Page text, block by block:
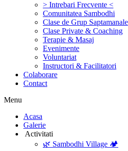
> Intrebari Frecvente <
Comunitatea Sambodhi
Clase de Grup Saptamanale
Clase Private & Coaching
Terapie & Masaj
‎Evenimente
Voluntariat
‏‏‎Instructori & Facilitatori
Colaborare
Contact
Menu
‎Acasa
Galerie
‎ ‎Activitati‎
🌿 Sambodhi Village 🏕️